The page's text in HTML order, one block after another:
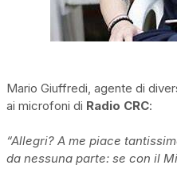
Mario Giuffredi, agente di
ai microfoni di Radio CRC:
“Allegri? A me piace
da nessuna parte: se con il